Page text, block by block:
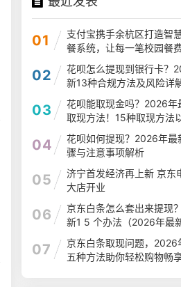
01
支付宝携手余杭区打造智
餐系统，让每一笔校园餐
光下
02
花呗怎么提现到银行卡？
新13种合规方法及风险详
03
花呗能取现金吗？2026年
取现方法！15种取现方法
04
花呗如何提现？2026年最
骤与注意事项解析
05
济宁首发经济再上新 京东
大店开业
06
京东白条怎么套出来提现
新1 5 个办法（2026年最
南）
07
京东白条取现问题，2026
五种方法助你轻松购物畅